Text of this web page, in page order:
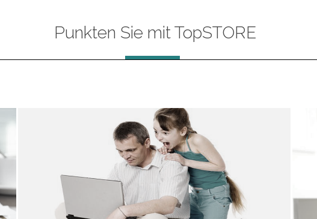
Punkten Sie mit TopSTORE